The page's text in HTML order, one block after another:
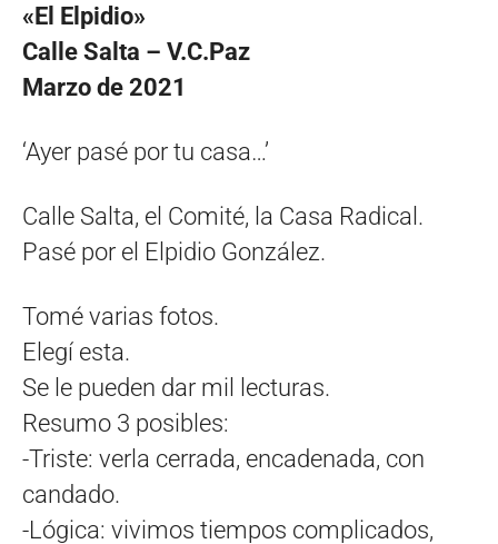
«El Elpidio»
Calle Salta – V.C.Paz
Marzo de 2021
‘Ayer pasé por tu casa…’
Calle Salta, el Comité, la Casa Radical.
Pasé por el Elpidio González.
Tomé varias fotos.
Elegí esta.
Se le pueden dar mil lecturas.
Resumo 3 posibles:
-Triste: verla cerrada, encadenada, con
candado.
-Lógica: vivimos tiempos complicados,